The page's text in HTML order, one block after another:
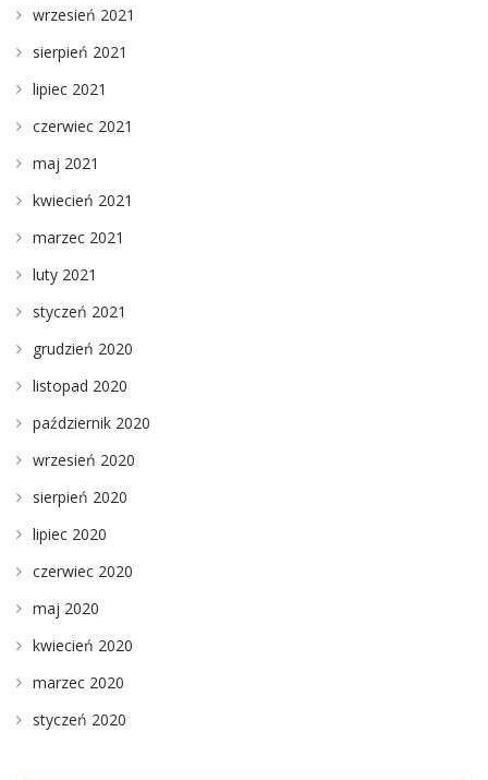
wrzesień 2021
sierpień 2021
lipiec 2021
czerwiec 2021
maj 2021
kwiecień 2021
marzec 2021
luty 2021
styczeń 2021
grudzień 2020
listopad 2020
październik 2020
wrzesień 2020
sierpień 2020
lipiec 2020
czerwiec 2020
maj 2020
kwiecień 2020
marzec 2020
styczeń 2020